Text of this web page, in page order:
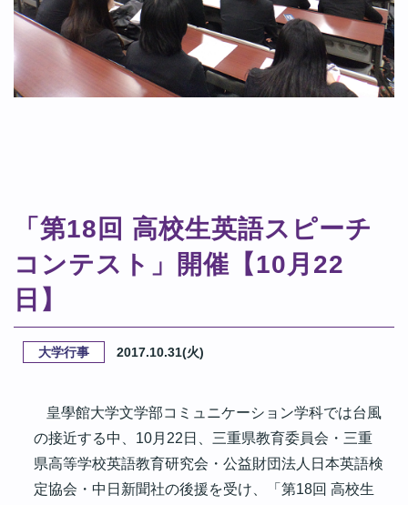
「第18回 高校生英語スピーチ
コンテスト」開催【10月22
日】
大学行事 2017.10.31(火)
皇學館大学文学部コミュニケーション学科では台風
の接近する中、 10月 22 日、三重県教育委員会・三重
県高等学校英語教育研究会・公益財団法人日本英語検
定協会・中日新聞社の後援を受け、「第18回 高校生